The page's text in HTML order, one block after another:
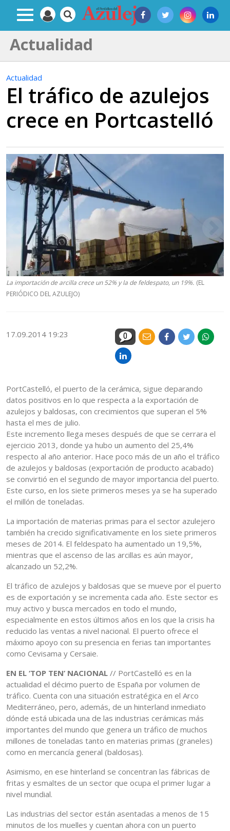
Actualidad
Actualidad
El tráfico de azulejos
crece en Portcastelló
La importación de arcilla crece un 52% y la de feldespato, un 19%. (EL
PERIÓDICO DEL AZULEJO)
17.09.2014 19:23 0
PortCastelló, el puerto de la cerámica, sigue deparando
datos positivos en lo que respecta a la exportación de
azulejos y baldosas, con crecimientos que superan el 5%
hasta el mes de julio.
Este incremento llega meses después de que se cerrara el
ejercicio 2013, donde ya hubo un aumento del 25,4%
respecto al año anterior. Hace poco más de un año el tráfico
de azulejos y baldosas (exportación de producto acabado)
se convirtió en el segundo de mayor importancia del puerto.
Este curso, en los siete primeros meses ya se ha superado
el millón de toneladas.
La importación de materias primas para el sector azulejero
también ha crecido significativamente en los siete primeros
meses de 2014. El feldespato ha aumentado un 19,5%,
mientras que el ascenso de las arcillas es aún mayor,
alcanzado un 52,2%.
El tráfico de azulejos y baldosas que se mueve por el puerto
es de exportación y se incrementa cada año. Este sector es
muy activo y busca mercados en todo el mundo,
especialmente en estos últimos años en los que la crisis ha
reducido las ventas a nivel nacional. El puerto ofrece el
máximo apoyo con su presencia en ferias tan importantes
como Cevisama y Cersaie.
EN EL ‘TOP TEN’ NACIONAL // PortCastelló es en la
actualidad el décimo puerto de España por volumen de
tráfico. Cuenta con una situación estratégica en el Arco
Mediterráneo, pero, además, de un hinterland inmediato
dónde está ubicada una de las industrias cerámicas más
importantes del mundo que genera un tráfico de muchos
millones de toneladas tanto en materias primas (graneles)
como en mercancía general (baldosas).
Asimismo, en ese hinterland se concentran las fábricas de
fritas y esmaltes de un sector que ocupa el primer lugar a
nivel mundial.
Las industrias del sector están asentadas a menos de 15
minutos de los muelles y cuentan ahora con un puerto